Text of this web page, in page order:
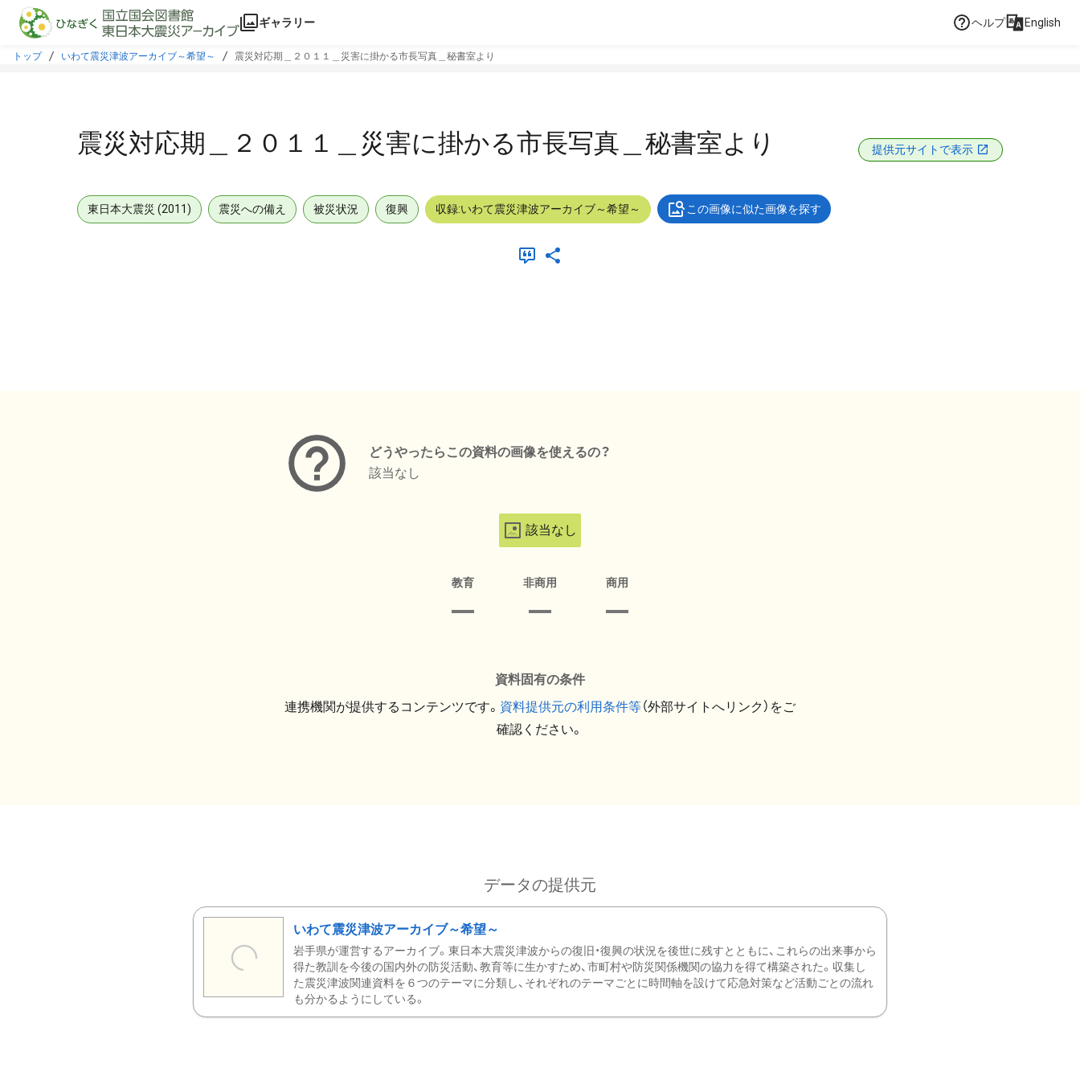
本文に飛ぶ
ギャラリー ヘルプ English
トップ いわて震災津波アーカイブ～希望～ 震災対応期＿２０１１＿災害に掛かる市長写真＿秘書室より
震災対応期＿２０１１＿災害に掛かる市長写真＿秘書室より 提供元サイトで表示
東日本大震災 (2011) 震災への備え 被災状況 復興 収録:いわて震災津波アーカイブ～希望～ この画像に似た画像を探す
どうやったらこの資料の画像を使えるの？
該当なし
該当なし
教育 非商用 商用
資料固有の条件
連携機関が提供するコンテンツです。 資料提供元の利用条件等（外部サイトへリンク）をご
確認ください。
データの提供元
いわて震災津波アーカイブ～希望～
岩手県が運営するアーカイブ。東日本大震災津波からの復旧・復興の状況を後世に残すとともに、これらの出来事から
得た教訓を今後の国内外の防災活動、教育等に生かすため、市町村や防災関係機関の協力を得て構築された。収集し
た震災津波関連資料を６つのテーマに分類し、それぞれのテーマごとに時間軸を設けて応急対策など活動ごとの流れ
も分かるようにしている。